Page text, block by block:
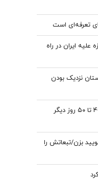
تعرفه‌ای است
ایران در راه
نزدیک بودن
گرمای تابستان تا کی ادامه دارد؟/هواشناسی: ۴۰ تا ۵۰ روز دیگر
بزن/تبعاتش را